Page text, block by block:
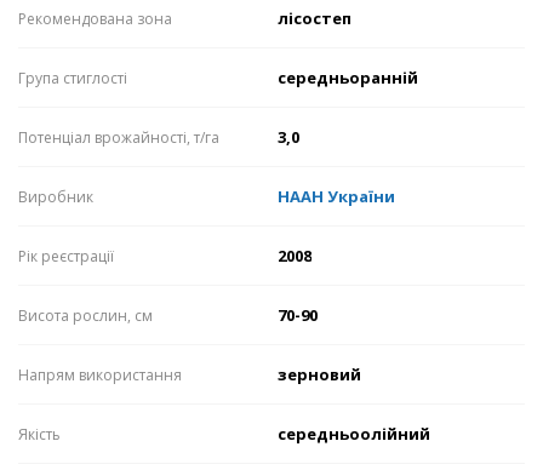
Рекомендована зона лісостеп
Група стиглості середньоранній
Потенціал врожайності, т/га 3,0
Виробник НААН України
Рік реєстрації 2008
Висота рослин, см 70-90
Напрям використання зерновий
Якість середньоолійний